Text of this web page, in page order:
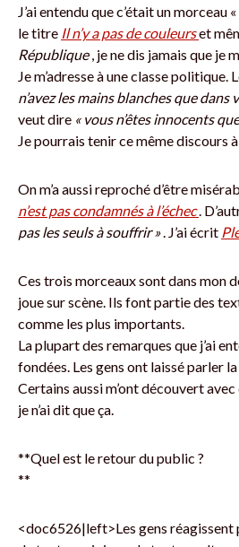
J’ai entendu que c’était un morceau
le titre Il n’y a pas de couleurset
République, je ne dis jamais que je
Je m’adresse à une classe politique.
n’avez les mains blanches que dans
veut dire « vous n’êtes innocents
Je pourrais tenir ce même discours
On m’a aussi reproché d’être
n’est pas condamnés à l’échec.
pas les seuls à souffrir ». J’ai écrit
Ces trois morceaux sont dans mon
joue sur scène. Ils font partie des
comme les plus importants.
La plupart des remarques que j’ai
fondées. Les gens ont laissé parler
Certains aussi m’ont découvert
je n’ai dit que ça.
**Quel est le retour du public ?
**
<doc6526|left>Les gens réagissent